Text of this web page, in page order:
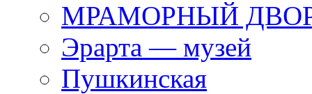
МРАМОРНЫЙ
Эрарта — музей
Пушкинская